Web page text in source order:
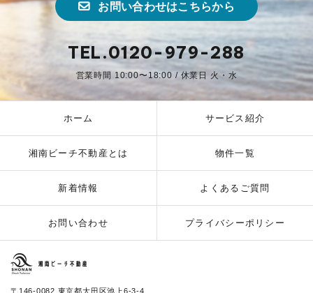
お問い合わせはこちらから
TEL.0120-979-288
営業時間 10:00〜18:00 / 休業日 火・水
〒146-0082 東京都大田区池上6-3-4
ホーム サービス紹介
湘南ビーチ不動産とは 物件一覧
新着情報 よくあるご質問
お問い合わせ プライバシーポリシー